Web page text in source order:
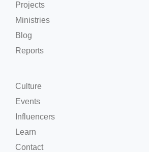
Projects
Ministries
Blog
Reports
Culture
Events
Influencers
Learn
Contact